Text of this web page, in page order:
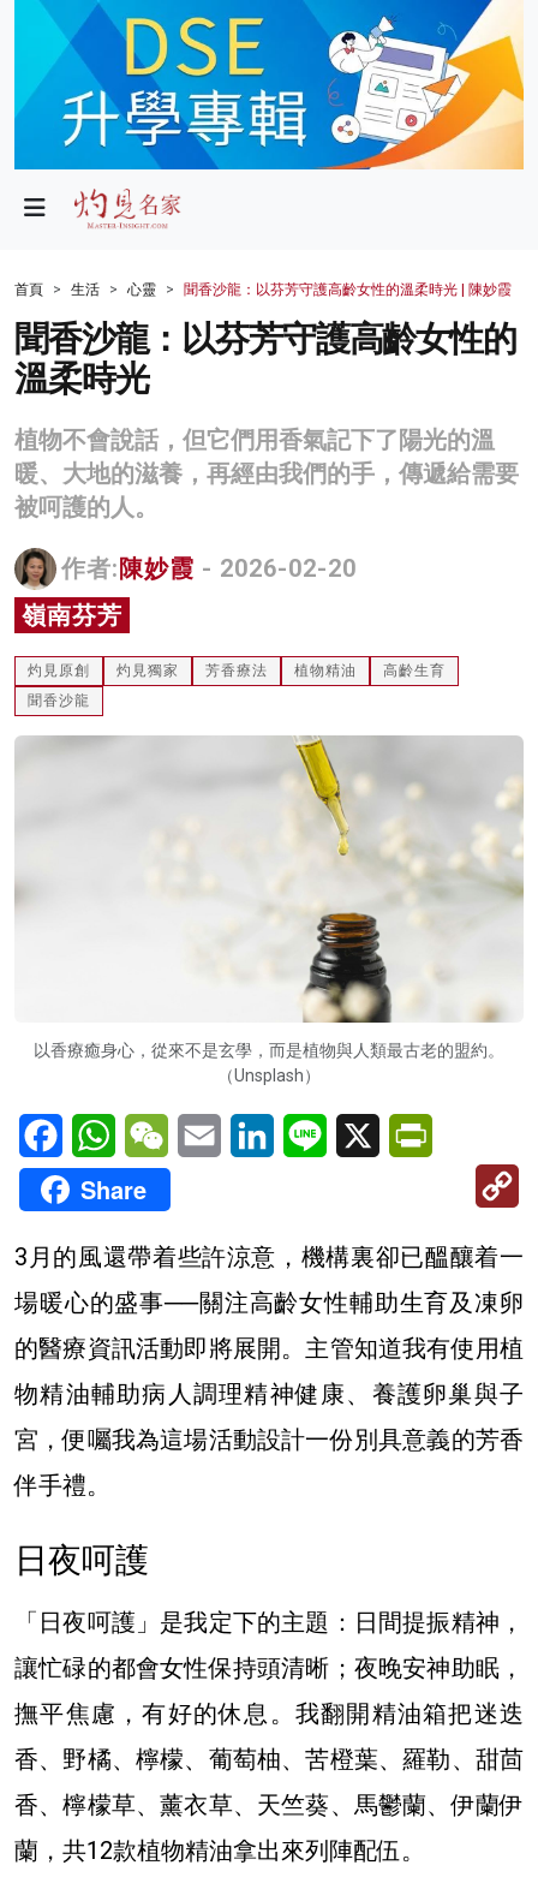
政局
財經
生活
健康
商業
科技
影片
名家榜
灼見活動
關於我們
首頁 生活 心靈 聞香沙龍：以芬芳守護高齡女性的溫柔時光 | 陳妙霞
聞香沙龍：以芬芳守護高齡女性的
溫柔時光
植物不會說話，但它們用香氣記下了陽光的溫
暖、大地的滋養，再經由我們的手，傳遞給需要
被呵護的人。
作者: 陳妙霞 - 2026-02-20
嶺南芬芳
灼見原創 灼見獨家 芳香療法 植物精油
高齡生育
聞香沙龍
以香療癒身心，從來不是玄學，而是植物與人類最古老的盟約。
（Unsplash）
FacebookWhatsAppWeChatEmail LinkedInLine X
Share
3月的風還帶着些許涼意，機構裏卻已醞釀着一
場暖心的盛事──關注高齡女性輔助生育及凍卵
的醫療資訊活動即將展開。主管知道我有使用植
物精油輔助病人調理精神健康、養護卵巢與子
宮，便囑我為這場活動設計一份別具意義的芳香
伴手禮。
日夜呵護
「日夜呵護」是我定下的主題：日間提振精神，
讓忙碌的都會女性保持頭清晰；夜晚安神助眠，
撫平焦慮，有好的休息。我翻開精油箱把迷迭
香、野橘、檸檬、葡萄柚、苦橙葉、羅勒、甜茴
香、檸檬草、薰衣草、天竺葵、馬鬱蘭、伊蘭伊
蘭，共12款植物精油拿出來列陣配伍。